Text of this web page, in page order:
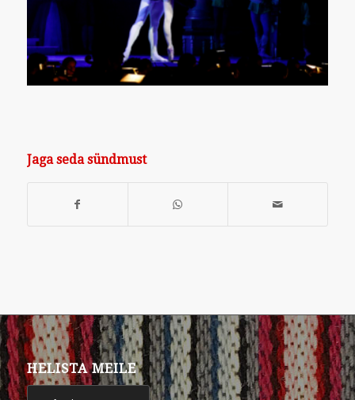
Jaga seda sündmust
HELISTA MEILE